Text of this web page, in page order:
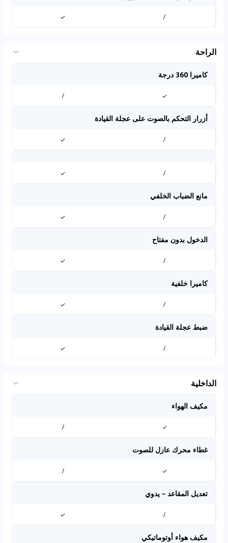
/
✓
الراحة
كاميرا 360 درجة
✓
/
أزرار التحكم بالصوت على عجلة القيادة
/
✓
/
✓
مانع الضباب الخلفي
/
✓
الدخول بدون مفتاح
/
✓
كاميرا خلفية
/
✓
ضبط عجلة القيادة
/
✓
الداخلية
مكيف الهواء
✓
/
غطاء محرك عازل للصوت
✓
/
تعديل المقاعد – يدوي
/
✓
مكيف هواء أوتوماتيكي